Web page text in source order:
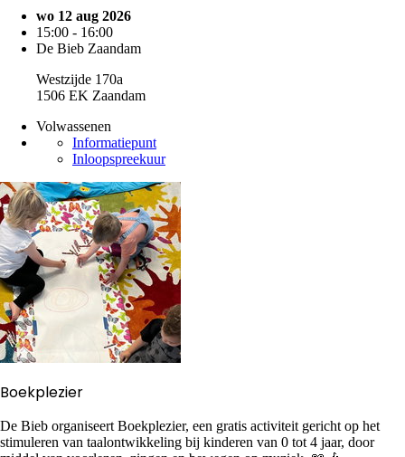
wo 12 aug 2026
15:00 - 16:00
De Bieb Zaandam
Westzijde 170a
1506 EK Zaandam
Volwassenen
Informatiepunt
Inloopspreekuur
Boekplezier
De Bieb organiseert Boekplezier, een gratis activiteit gericht op het
stimuleren van taalontwikkeling bij kinderen van 0 tot 4 jaar, door